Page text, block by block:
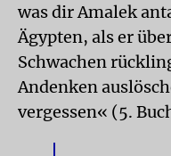
was dir Amalek
Ägypten, als er
Schwachen
Andenken
vergessen« (5.